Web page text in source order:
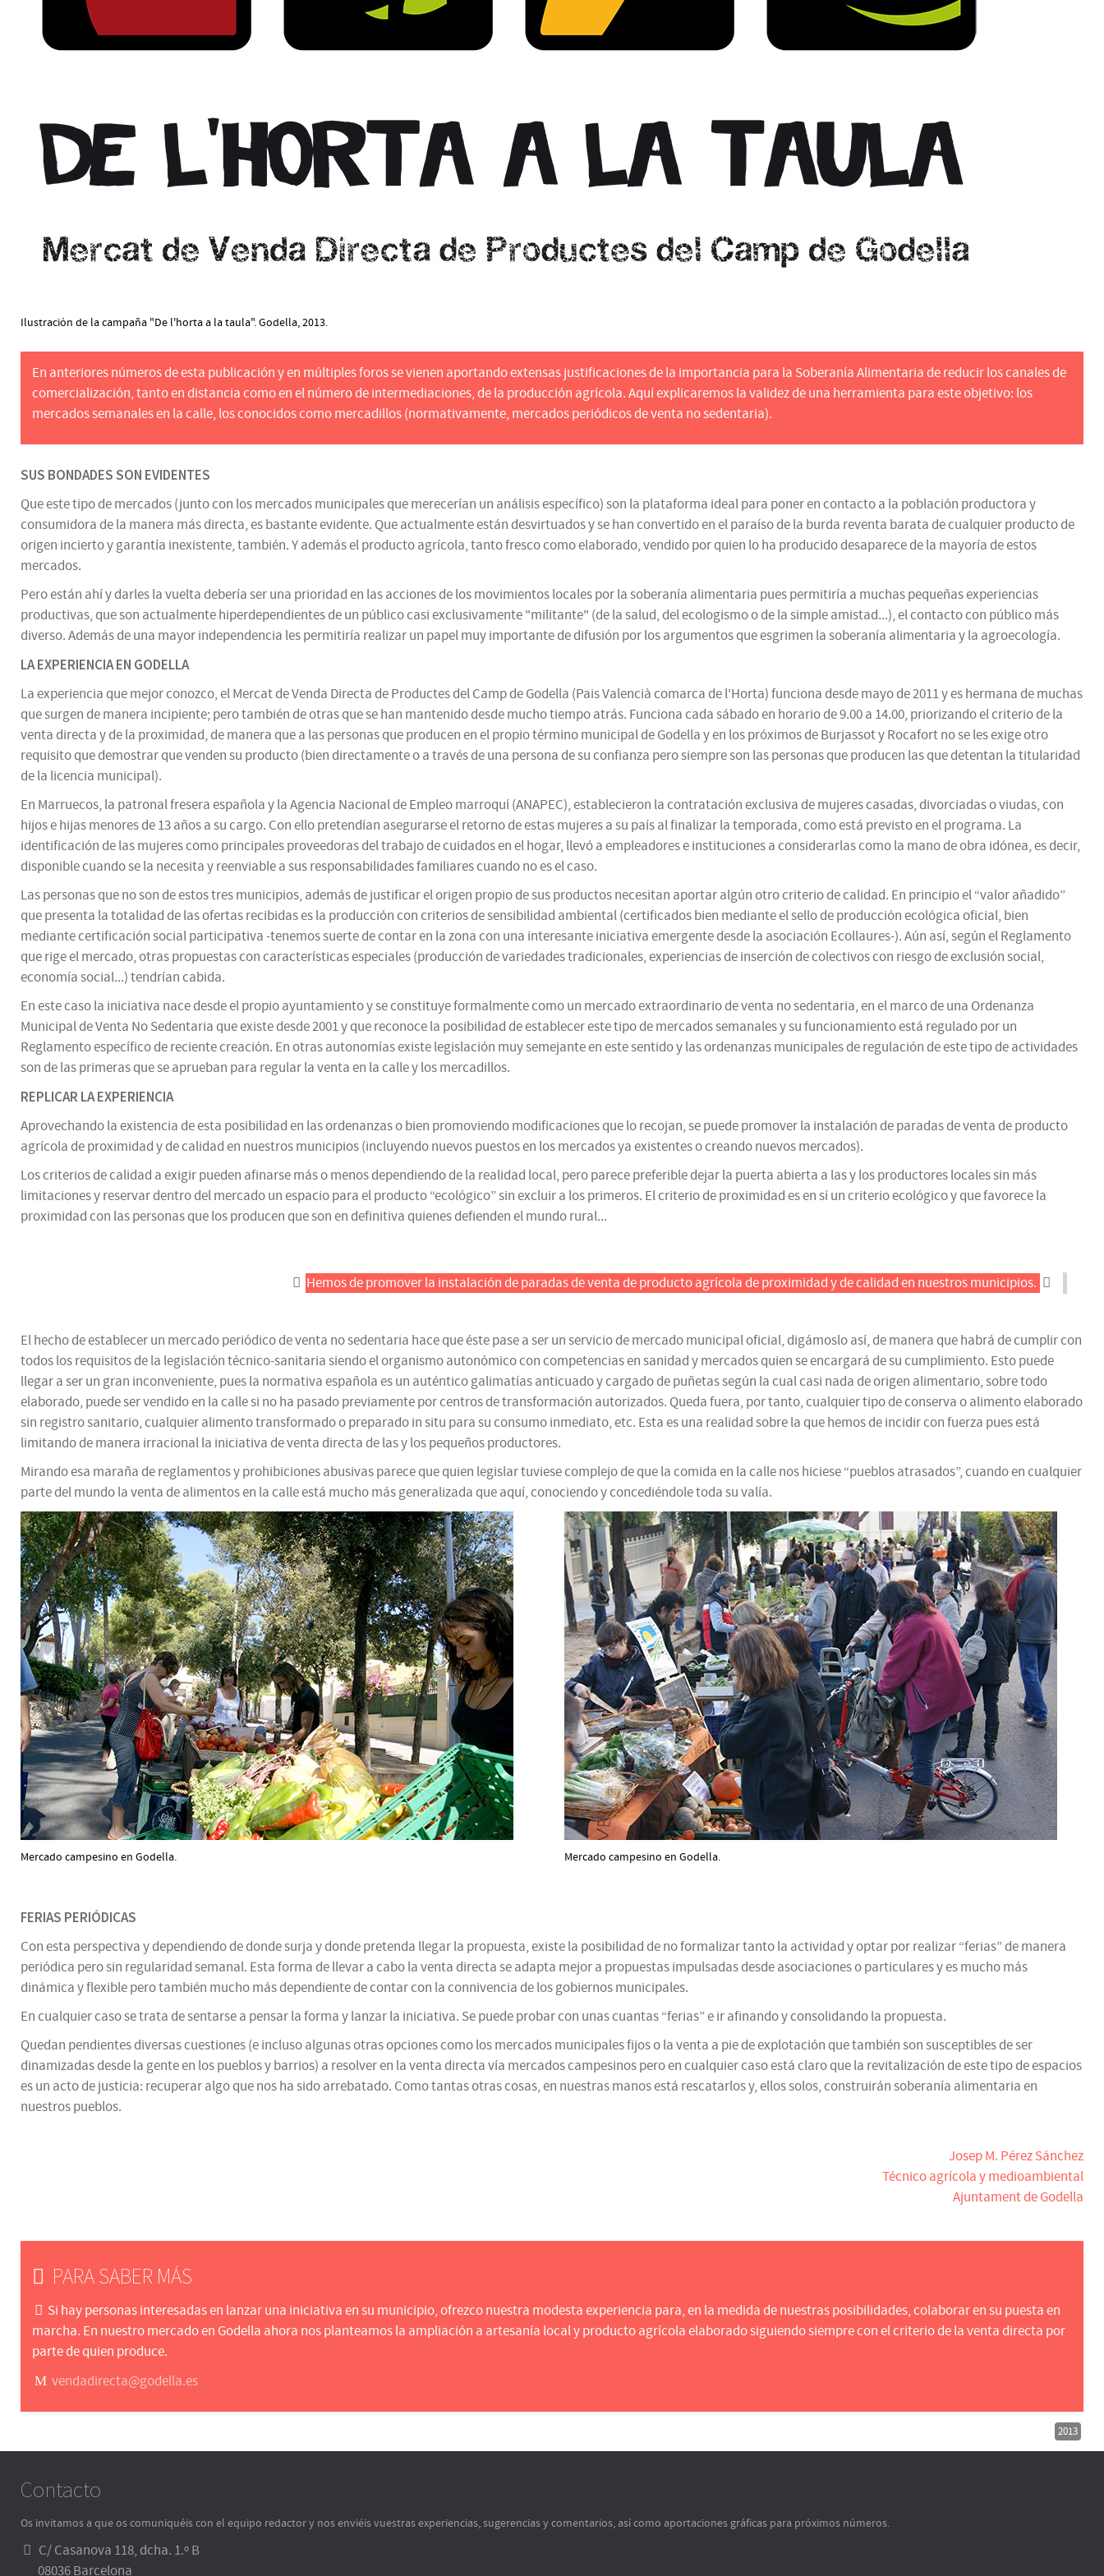
Ilustración de la campaña "De l'horta a la taula". Godella, 2013.
En anteriores números de esta publicación y en múltiples foros se vienen aportando extensas justificaciones de la importancia para la Soberanía Alimentaria de reducir los canales de
comercialización, tanto en distancia como en el número de intermediaciones, de la producción agrícola. Aquí explicaremos la validez de una herramienta para este objetivo: los
mercados semanales en la calle, los conocidos como mercadillos (normativamente, mercados periódicos de venta no sedentaria).
SUS BONDADES SON EVIDENTES
Que este tipo de mercados (junto con los mercados municipales que merecerían un análisis específico) son la plataforma ideal para poner en contacto a la población productora y
consumidora de la manera más directa, es bastante evidente. Que actualmente están desvirtuados y se han convertido en el paraíso de la burda reventa barata de cualquier producto de
origen incierto y garantía inexistente, también. Y además el producto agrícola, tanto fresco como elaborado, vendido por quien lo ha producido desaparece de la mayoría de estos
mercados.
Pero están ahí y darles la vuelta debería ser una prioridad en las acciones de los movimientos locales por la soberanía alimentaria pues permitiría a muchas pequeñas experiencias
productivas, que son actualmente hiperdependientes de un público casi exclusivamente "militante" (de la salud, del ecologismo o de la simple amistad...), el contacto con público más
diverso. Además de una mayor independencia les permitiría realizar un papel muy importante de difusión por los argumentos que esgrimen la soberanía alimentaria y la agroecología.
LA EXPERIENCIA EN GODELLA
La experiencia que mejor conozco, el Mercat de Venda Directa de Productes del Camp de Godella (Pais Valencià comarca de l'Horta) funciona desde mayo de 2011 y es hermana de muchas
que surgen de manera incipiente; pero también de otras que se han mantenido desde mucho tiempo atrás. Funciona cada sábado en horario de 9.00 a 14.00, priorizando el criterio de la
venta directa y de la proximidad, de manera que a las personas que producen en el propio término municipal de Godella y en los próximos de Burjassot y Rocafort no se les exige otro
requisito que demostrar que venden su producto (bien directamente o a través de una persona de su confianza pero siempre son las personas que producen las que detentan la titularidad
de la licencia municipal).
En Marruecos, la patronal fresera española y la Agencia Nacional de Empleo marroquí (ANAPEC), establecieron la contratación exclusiva de mujeres casadas, divorciadas o viudas, con
hijos e hijas menores de 13 años a su cargo. Con ello pretendían asegurarse el retorno de estas mujeres a su país al finalizar la temporada, como está previsto en el programa. La
identificación de las mujeres como principales proveedoras del trabajo de cuidados en el hogar, llevó a empleadores e instituciones a considerarlas como la mano de obra idónea, es decir,
disponible cuando se la necesita y reenviable a sus responsabilidades familiares cuando no es el caso.
Las personas que no son de estos tres municipios, además de justificar el origen propio de sus productos necesitan aportar algún otro criterio de calidad. En principio el “valor añadido”
que presenta la totalidad de las ofertas recibidas es la producción con criterios de sensibilidad ambiental (certificados bien mediante el sello de producción ecológica oficial, bien
mediante certificación social participativa -tenemos suerte de contar en la zona con una interesante iniciativa emergente desde la asociación Ecollaures-). Aún así, según el Reglamento
que rige el mercado, otras propuestas con características especiales (producción de variedades tradicionales, experiencias de inserción de colectivos con riesgo de exclusión social,
economía social...) tendrían cabida.
En este caso la iniciativa nace desde el propio ayuntamiento y se constituye formalmente como un mercado extraordinario de venta no sedentaria, en el marco de una Ordenanza
Municipal de Venta No Sedentaria que existe desde 2001 y que reconoce la posibilidad de establecer este tipo de mercados semanales y su funcionamiento está regulado por un
Reglamento específico de reciente creación. En otras autonomías existe legislación muy semejante en este sentido y las ordenanzas municipales de regulación de este tipo de actividades
son de las primeras que se aprueban para regular la venta en la calle y los mercadillos.
REPLICAR LA EXPERIENCIA
Aprovechando la existencia de esta posibilidad en las ordenanzas o bien promoviendo modificaciones que lo recojan, se puede promover la instalación de paradas de venta de producto
agrícola de proximidad y de calidad en nuestros municipios (incluyendo nuevos puestos en los mercados ya existentes o creando nuevos mercados).
Los criterios de calidad a exigir pueden afinarse más o menos dependiendo de la realidad local, pero parece preferible dejar la puerta abierta a las y los productores locales sin más
limitaciones y reservar dentro del mercado un espacio para el producto “ecológico” sin excluir a los primeros. El criterio de proximidad es en sí un criterio ecológico y que favorece la
proximidad con las personas que los producen que son en definitiva quienes defienden el mundo rural...
Hemos de promover la instalación de paradas de venta de producto agrícola de proximidad y de calidad en nuestros municipios.
El hecho de establecer un mercado periódico de venta no sedentaria hace que éste pase a ser un servicio de mercado municipal oficial, digámoslo así, de manera que habrá de cumplir con
todos los requisitos de la legislación técnico-sanitaria siendo el organismo autonómico con competencias en sanidad y mercados quien se encargará de su cumplimiento. Esto puede
llegar a ser un gran inconveniente, pues la normativa española es un auténtico galimatías anticuado y cargado de puñetas según la cual casi nada de origen alimentario, sobre todo
elaborado, puede ser vendido en la calle si no ha pasado previamente por centros de transformación autorizados. Queda fuera, por tanto, cualquier tipo de conserva o alimento elaborado
sin registro sanitario, cualquier alimento transformado o preparado in situ para su consumo inmediato, etc. Esta es una realidad sobre la que hemos de incidir con fuerza pues está
limitando de manera irracional la iniciativa de venta directa de las y los pequeños productores.
Mirando esa maraña de reglamentos y prohibiciones abusivas parece que quien legislar tuviese complejo de que la comida en la calle nos hiciese “pueblos atrasados”, cuando en cualquier
parte del mundo la venta de alimentos en la calle está mucho más generalizada que aquí, conociendo y concediéndole toda su valía.
Mercado campesino en Godella. Mercado campesino en Godella.
FERIAS PERIÓDICAS
Con esta perspectiva y dependiendo de donde surja y donde pretenda llegar la propuesta, existe la posibilidad de no formalizar tanto la actividad y optar por realizar “ferias” de manera
periódica pero sin regularidad semanal. Esta forma de llevar a cabo la venta directa se adapta mejor a propuestas impulsadas desde asociaciones o particulares y es mucho más
dinámica y flexible pero también mucho más dependiente de contar con la connivencia de los gobiernos municipales.
En cualquier caso se trata de sentarse a pensar la forma y lanzar la iniciativa. Se puede probar con unas cuantas “ferias” e ir afinando y consolidando la propuesta.
Quedan pendientes diversas cuestiones (e incluso algunas otras opciones como los mercados municipales fijos o la venta a pie de explotación que también son susceptibles de ser
dinamizadas desde la gente en los pueblos y barrios) a resolver en la venta directa vía mercados campesinos pero en cualquier caso está claro que la revitalización de este tipo de espacios
es un acto de justicia: recuperar algo que nos ha sido arrebatado. Como tantas otras cosas, en nuestras manos está rescatarlos y, ellos solos, construirán soberanía alimentaria en
nuestros pueblos.
Josep M. Pérez Sánchez
Técnico agrícola y medioambiental
Ajuntament de Godella
PARA SABER MÁS
Si hay personas interesadas en lanzar una iniciativa en su municipio, ofrezco nuestra modesta experiencia para, en la medida de nuestras posibilidades, colaborar en su puesta en
marcha. En nuestro mercado en Godella ahora nos planteamos la ampliación a artesanía local y producto agrícola elaborado siguiendo siempre con el criterio de la venta directa por
parte de quien produce.
vendadirecta@godella.es
2013
Contacto
Os invitamos a que os comuniquéis con el equipo redactor y nos enviéis vuestras experiencias, sugerencias y comentarios, así como aportaciones gráficas para próximos números.
C/ Casanova 118, dcha. 1.º B
08036 Barcelona